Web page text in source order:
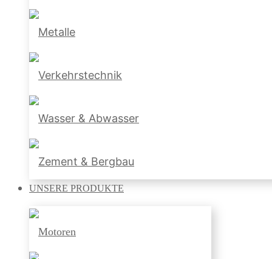
Metalle
Verkehrstechnik
Wasser & Abwasser
Zement & Bergbau
UNSERE PRODUKTE
Motoren